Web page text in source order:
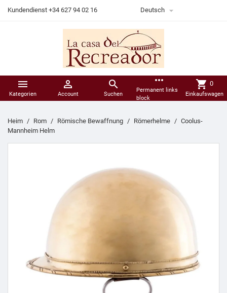
Kundendienst +34 627 94 02 16 Deutsch 

Kategorien

Account

Suchen
more_horiz
Permanent links
block
shopping_cart 0
Einkaufswagen
Heim Rom Römische Bewaffnung Römerhelme
Coolus-
Mannheim Helm